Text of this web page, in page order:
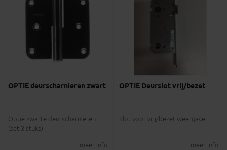
OPTIE deurscharnieren zwart
Optie zwarte deurscharnieren
(set 3 stuks)
meer info
OPTIE Deurslot vrij/bezet
Slot voor vrij/bezet weergave
meer info